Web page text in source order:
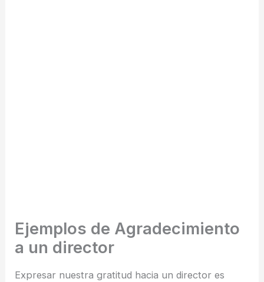
Ejemplos de Agradecimiento
a un director
Expresar nuestra gratitud hacia un director es